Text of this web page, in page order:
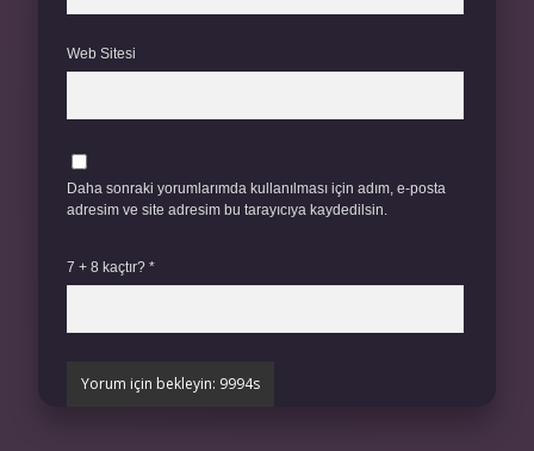
Web Sitesi
Daha sonraki yorumlarımda kullanılması için adım, e-posta
adresim ve site adresim bu tarayıcıya kaydedilsin.
7 + 8 kaçtır? *